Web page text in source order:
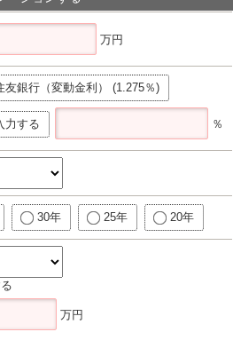
万円
友銀行（変動金利） (1.275％)
力する ％
30年 25年 20年
万円